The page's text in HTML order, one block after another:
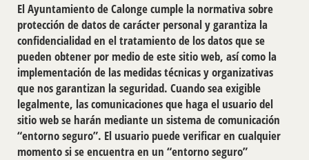
El Ayuntamiento de Calonge cumple la normativa sobre
protección de datos de carácter personal y garantiza la
confidencialidad en el tratamiento de los datos que se
pueden obtener por medio de este sitio web, así como la
implementación de las medidas técnicas y organizativas
que nos garantizan la seguridad. Cuando sea exigible
legalmente, las comunicaciones que haga el usuario del
sitio web se harán mediante un sistema de comunicación
“entorno seguro”. El usuario puede verificar en cualquier
momento si se encuentra en un “entorno seguro”